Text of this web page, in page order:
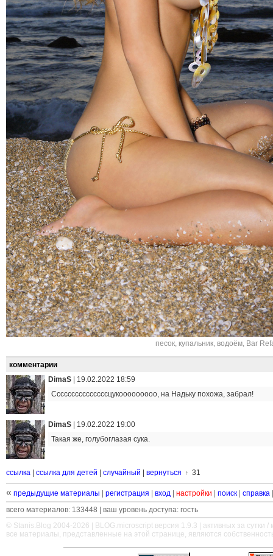
песок, купальник, водоём, Bar
комментарии
DimaS
19.02.2022 18:59
Сссссссссссссссцукооооооооо, на Надьку похожа, забрал!
DimaS
19.02.2022 19:00
Такая же, голубоглазая сука.
ссылка ссылка для детей случайный вернуться ↑ 31
« предыдущие материалы регистрация вход настройки поиск справка
всего материалов: 133448 | ваш уровень доступа: гость
© Stanis.Blog 2004-2026 |
BLOG.microscript версия 1.9.3 | активных за сутки /
все материалы, представленные на этой странице, являются
—————————————————————